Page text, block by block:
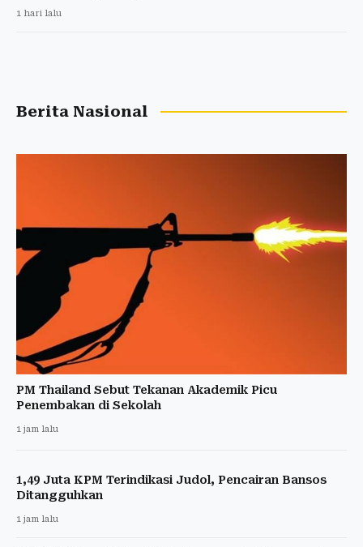
1 hari lalu
Berita Nasional
PM Thailand Sebut Tekanan Akademik Picu
Penembakan di Sekolah
1 jam lalu
1,49 Juta KPM Terindikasi Judol, Pencairan Bansos
Ditangguhkan
1 jam lalu